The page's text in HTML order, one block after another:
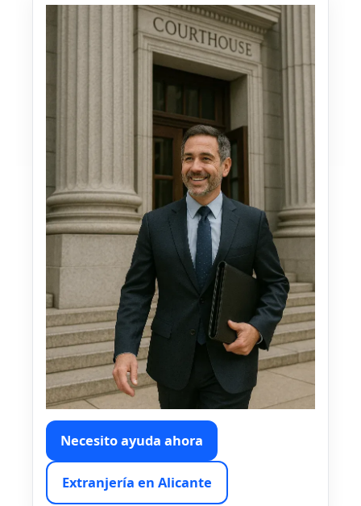
Necesito ayuda ahora
Extranjería en Alicante